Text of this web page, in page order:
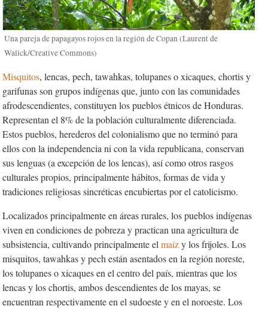
Una pareja de papagayos rojos en la región de Copan (Laurent de
Walick/Creative Commons)
Misquitos, lencas, pech, tawahkas, tolupanes o xicaques, chortis y
garifunas son grupos indígenas que, junto con las comunidades
afrodescendientes, constituyen los pueblos étnicos de Honduras.
Representan el 8% de la población culturalmente diferenciada.
Estos pueblos, herederos del colonialismo que no terminó para
ellos con la independencia ni con la vida republicana, conservan
sus lenguas (a excepción de los lencas), así como otros rasgos
culturales propios, principalmente hábitos, formas de vida y
tradiciones religiosas sincréticas encubiertas por el catolicismo.
Localizados principalmente en áreas rurales, los pueblos indígenas
viven en condiciones de pobreza y practican una agricultura de
subsistencia, cultivando principalmente elmaízy los frijoles. Los
misquitos, tawahkas y pech están asentados en la región noreste,
los tolupanes o xicaques en el centro del país, mientras que los
lencas y los chortis, ambos descendientes de los mayas, se
encuentran respectivamente en el sudoeste y en el noroeste. Los